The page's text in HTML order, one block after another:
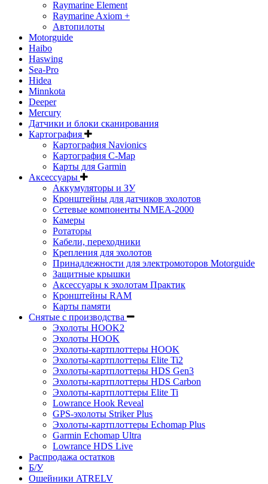
Raymarine Element
Raymarine Axiom +
Автопилоты
Motorguide
Haibo
Haswing
Sea-Pro
Hidea
Minnkota
Deeper
Mercury
Датчики и блоки сканирования
Картография
Картография Navionics
Картография C-Map
Карты для Garmin
Аксессуары
Аккумуляторы и ЗУ
Кронштейны для датчиков эхолотов
Сетевые компоненты NMEA-2000
Камеры
Ротаторы
Кабели, переходники
Крепления для эхолотов
Принадлежности для электромоторов Motorguide
Защитные крышки
Аксессуары к эхолотам Практик
Кронштейны RAM
Карты памяти
Снятые с производства
Эхолоты HOOK2
Эхолоты HOOK
Эхолоты-картплоттеры HOOK
Эхолоты-картплоттеры Elite Ti2
Эхолоты-картплоттеры HDS Gen3
Эхолоты-картплоттеры HDS Carbon
Эхолоты-картплоттеры Elite Ti
Lowrance Hook Reveal
GPS-эхолоты Striker Plus
Эхолоты-картплоттеры Echomap Plus
Garmin Echomap Ultra
Lowrance HDS Live
Распродажа остатков
Б/У
Ошейники ATRELV